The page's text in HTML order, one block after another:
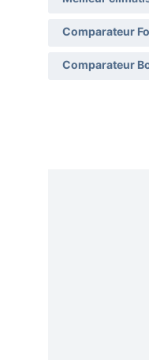
Comparateur
Comparateur